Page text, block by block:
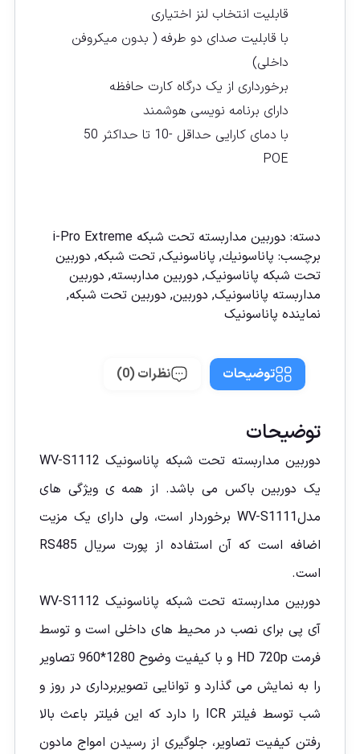
قابلیت انتخاب لنز اختیاری
با قابلیت صدای دو طرفه ( بدون میکروفن
داخلی)
برخورداری از یک درگاه کارت حافظه
دارای برنامه نویسی هوشمند
با دمای کارایی حداقل -10 تا حداکثر 50
POE
دسته: دوربين مداربسته تحت شبكه i-Pro Extreme
برچسب: پاناسونیك, پاناسونیک, تحت شبکه, دوربين
تحت شبكه پاناسونيک, دوربين مداربسته, دوربين
مداربسته پاناسونيک, دوربین, دوربین تحت شبكه,
نماينده پاناسونيک
توضیحات نظرات (0)
توضیحات
دوربین مداربسته تحت شبکه پاناسونیک WV-S1112
یک دوربین باکس می باشد. از همه ی ویژگی های
مدلWV-S1111برخوردار است، ولی دارای یک مزیت
اضافه است که آن استفاده از پورت سریال RS485
است.
دوربین مداربسته تحت شبکه پاناسونیک WV-S1112
آی پی برای نصب در محیط های داخلی است و توسط
فرمت HD 720p و با کیفیت وضوح 1280*960 تصاویر
را به نمایش می گذارد و توانایی تصویربرداری در روز و
شب توسط فیلتر ICR را دارد که این فیلتر باعث بالا
رفتن کیفیت تصاویر، جلوگیری از رسیدن امواج مادون